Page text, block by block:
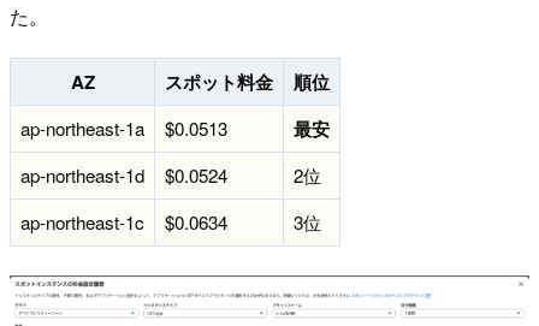
た。
AZ スポット料金 順位
ap-northeast-1a $0.0513 最安
ap-northeast-1d $0.0524
2位
ap-northeast-1c
$0.0634 3位